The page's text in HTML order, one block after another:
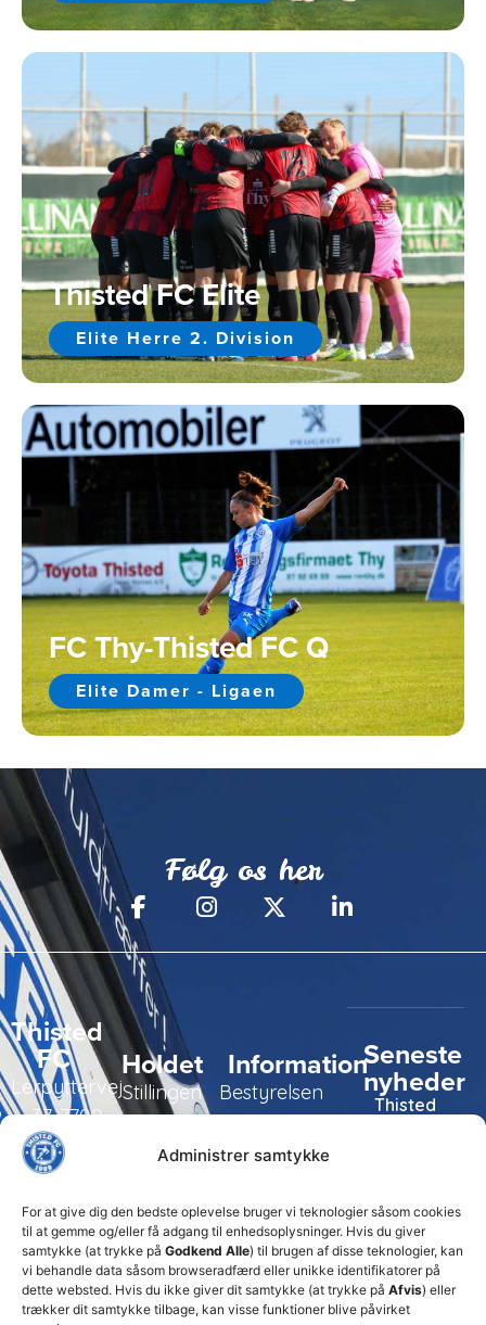
Administrer samtykke
For at give dig den bedste oplevelse bruger vi teknologier såsom cookies
til at gemme og/eller få adgang til enhedsoplysninger. Hvis du giver
samtykke (at trykke på Godkend Alle) til brugen af disse teknologier, kan
vi behandle data såsom browseradfærd eller unikke identifikatorer på
dette websted. Hvis du ikke giver dit samtykke (at trykke på Afvis) eller
trækker dit samtykke tilbage, kan visse funktioner blive påvirket
Thisted FC Elite
Elite Herre 2. Division
FC Thy-Thisted FC Q
Elite Damer - Ligaen
Følg os her
Thisted
FC
Lerpyttervej
37, 7700
Thisted
99 19
19
Holdet
Stillingen
Trænerteamet
Information
Bestyrelsen
ledelse
Erhverv
Club 500
Seneste
nyheder
Thisted
for at
sikre
klubbens
fremtid
15. juli 2026